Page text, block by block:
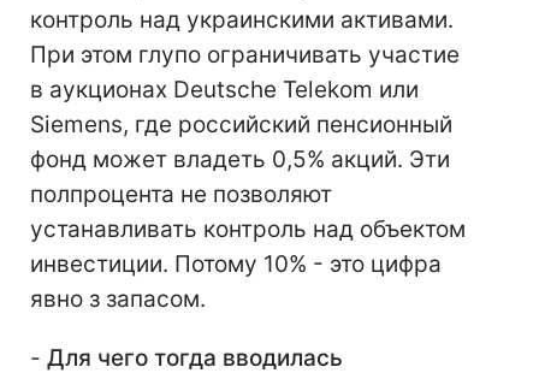
контроль над украинскими активами.
При этом глупо ограничивать участие
в аукционах Deutsche Telekom или
Siemens, где российский пенсионный
фонд может владеть 0,5% акций. Эти
полпроцента не позволяют
устанавливать контроль над объектом
инвестиции. Потому 10% - это цифра
явно з запасом.
- Для чего тогда вводилась